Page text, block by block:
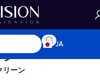
JA
ン
リーン